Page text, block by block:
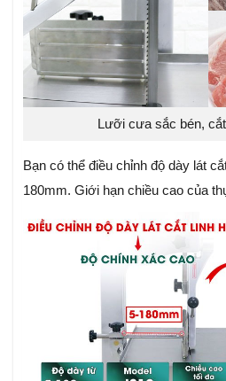
Lưỡi cưa sắc bén,
Bạn có thể điều chỉnh độ dày lát
180mm. Giới hạn chiều cao của